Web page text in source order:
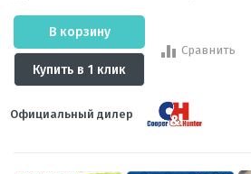
В корзину
Купить в 1 клик
Сравнить
Официальный дилер